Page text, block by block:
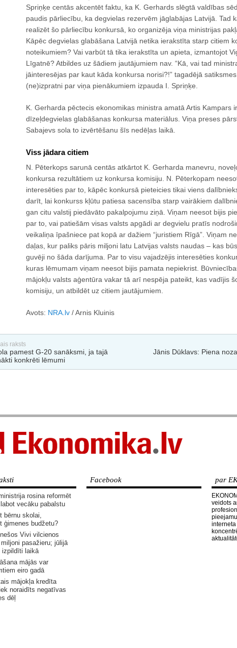
Spriņķe centās akcentēt faktu, ka K. Gerhards slēgtā valdības
paudis pārliecību, ka degvielas rezervēm jāglabājas Latvijā. Tad
realizēt šo pārliecību konkursā, ko organizēja viņa ministrijas
Kāpēc degvielas glabāšana Latvijā netika ierakstīta starp citiem
noteikumiem? Vai varbūt tā tika ierakstīta un apieta, izmantojot
Līgatnē? Atbildes uz šādiem jautājumiem nav. “Kā, vai tad
jāinteresējas par kaut kāda konkursa norisi?!” tagadējā
(ne)izpratni par viņa pienākumiem izpauda I. Spriņķe.
K. Gerharda pēctecis ekonomikas ministra amatā Artis Kampars
dīzeļdegvielas glabāšanas konkursa materiālus. Viņa preses
Sabajevs sola to izvērtēšanu šīs nedēļas laikā.
Viss jādara citiem
N. Pēterkops sarunā centās atkārtot K. Gerharda manevru,
konkursa rezultātiem uz konkursa komisiju. N. Pēterkopam
interesēties par to, kāpēc konkursā pieteicies tikai viens
darīt, lai konkurss kļūtu patiesa sacensība starp vairākiem
gan citu valstij piedāvāto pakalpojumu ziņā. Viņam neesot bijis
par to, vai patiešām visas valsts apgādi ar degvielu pratīs
veikaliņa īpašniece pat kopā ar dažiem “juristiem Rīgā”. Viņam
daļas, kur paliks pāris miljoni latu Latvijas valsts naudas – kas
guvēji no šāda darījuma. Par to visu vajadzējis interesēties
kuras lēmumam viņam neesot bijis pamata nepiekrist.
mājokļu valsts aģentūra vakar tā arī nespēja pateikt, kas vadījis
komisiju, un atbildēt uz citiem jautājumiem.
Avots: NRA.lv/ Arnis Kluinis
raksts
pamest G-20 sanāksmi, ja tajā
konkrēti lēmumi
Jānis Dūklavs: Piena
rosina reformēt
vecāku pabalstu
bērnu skolai,
ģimenes budžetu?
Vivi vilcienos
pasažieru; jūlijā
izpildīti laikā
mājās var
eiro gadā
mājokļa kredīta
noraidīts negatīvas
dēļ
Facebook par
veidots